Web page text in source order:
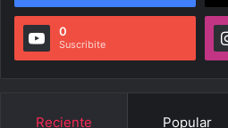
0
Suscribite
Reciente Popular